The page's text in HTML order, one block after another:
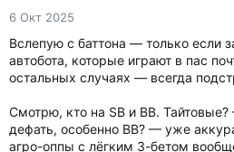
6 Окт 2025
Вслепую с баттона — только если
автобота, которые играют в пас
остальных случаях — всегда
Смотрю, кто на SB и BB.
дефать, особенно BB? — уже
агро-оппы с лёгким 3-бетом